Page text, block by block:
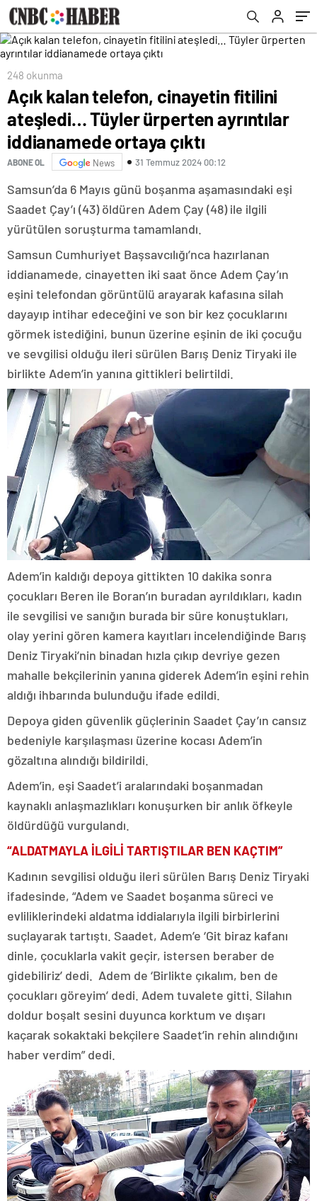
iddianamede ortaya çıktı
248 okunma
Açık kalan telefon, cinayetin fitilini
ateşledi… Tüyler ürperten ayrıntılar
iddianamede ortaya çıktı
ABONE OL News 31 Temmuz 2024 00:12
Samsun’da 6 Mayıs günü boşanma aşamasındaki eşi
Saadet Çay’ı (43) öldüren Adem Çay (48) ile ilgili
yürütülen soruşturma tamamlandı.
Samsun Cumhuriyet Başsavcılığı’nca hazırlanan
iddianamede, cinayetten iki saat önce Adem Çay’ın
eşini telefondan görüntülü arayarak kafasına silah
dayayıp intihar edeceğini ve son bir kez çocuklarını
görmek istediğini, bunun üzerine eşinin de iki çocuğu
ve sevgilisi olduğu ileri sürülen Barış Deniz Tiryaki ile
birlikte Adem’in yanına gittikleri belirtildi.
Adem’in kaldığı depoya gittikten 10 dakika sonra
çocukları Beren ile Boran’ın buradan ayrıldıkları, kadın
ile sevgilisi ve sanığın burada bir süre konuştukları,
olay yerini gören kamera kayıtları incelendiğinde Barış
Deniz Tiryaki’nin binadan hızla çıkıp devriye gezen
mahalle bekçilerinin yanına giderek Adem’in eşini rehin
aldığı ihbarında bulunduğu ifade edildi.
Depoya giden güvenlik güçlerinin Saadet Çay’ın cansız
bedeniyle karşılaşması üzerine kocası Adem’in
gözaltına alındığı bildirildi.
Adem’in, eşi Saadet’i aralarındaki boşanmadan
kaynaklı anlaşmazlıkları konuşurken bir anlık öfkeyle
öldürdüğü vurgulandı.
“ALDATMAYLA İLGİLİ TARTIŞTILAR BEN KAÇTIM”
Kadının sevgilisi olduğu ileri sürülen Barış Deniz Tiryaki
ifadesinde, “Adem ve Saadet boşanma süreci ve
evliliklerindeki aldatma iddialarıyla ilgili birbirlerini
suçlayarak tartıştı. Saadet, Adem’e ‘Git biraz kafanı
dinle, çocuklarla vakit geçir, istersen beraber de
gidebiliriz’ dedi. Adem de ‘Birlikte çıkalım, ben de
çocukları göreyim’ dedi. Adem tuvalete gitti. Silahın
doldur boşalt sesini duyunca korktum ve dışarı
kaçarak sokaktaki bekçilere Saadet’in rehin alındığını
haber verdim” dedi.